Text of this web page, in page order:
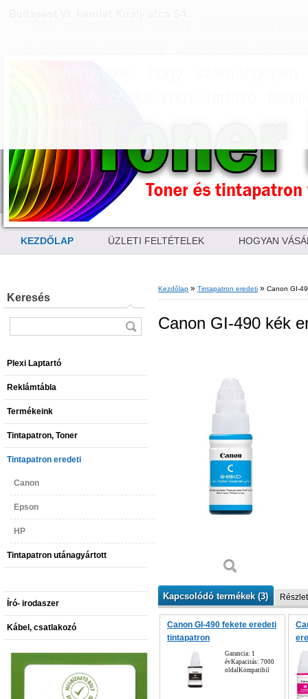
KEZDŐLAP ÜZLETI FELTÉTELEK HOGYAN
Keresés
Plexi Laptartó
Reklámtábla
Termékeink
Tintapatron, Toner
Tintapatron eredeti
Canon
Epson
HP
Tintapatron utánagyártott
Író- irodaszer
Kábel, csatlakozó
Kezdőlap » Tintapatron eredeti » Canon GI-
Canon GI-490 kék
Kapcsolódó termékek (3)
Canon GI-490 fekete eredeti
tintapatron
Garancia: 1
évKapacitás: 7000
oldalKompatibil